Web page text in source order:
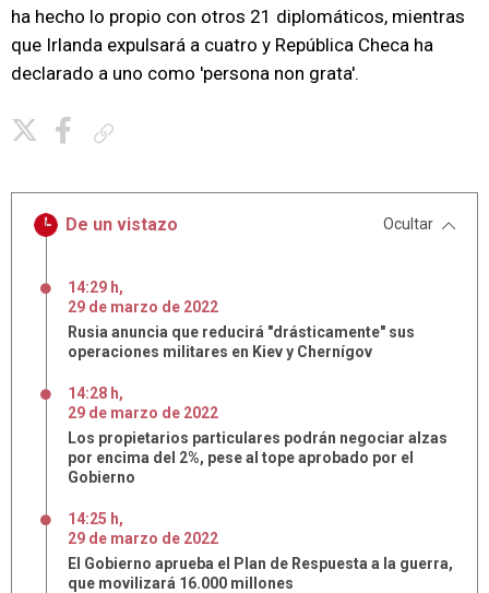
ha hecho lo propio con otros 21 diplomáticos, mientras
que Irlanda expulsará a cuatro y República Checa ha
declarado a uno como 'persona non grata'.
De un vistazo Ocultar
14:29 h,
29 de marzo de 2022
Rusia anuncia que reducirá "drásticamente" sus
operaciones militares en Kiev y Chernígov
14:28 h,
29 de marzo de 2022
Los propietarios particulares podrán negociar alzas
por encima del 2%, pese al tope aprobado por el
Gobierno
14:25 h,
29 de marzo de 2022
El Gobierno aprueba el Plan de Respuesta a la guerra,
que movilizará 16.000 millones